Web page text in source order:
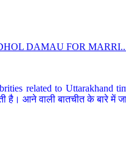
DAMAU FOR
related to Uttarakhand
है। आने वाली बातचीत के बारे में